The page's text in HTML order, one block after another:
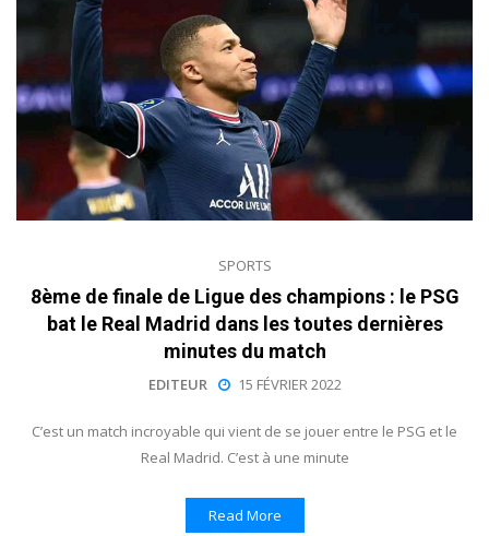
SPORTS
8ème de finale de Ligue des champions : le PSG
bat le Real Madrid dans les toutes dernières
minutes du match
EDITEUR 15 FÉVRIER 2022
C’est un match incroyable qui vient de se jouer entre le PSG et le
Real Madrid. C’est à une minute
Read More